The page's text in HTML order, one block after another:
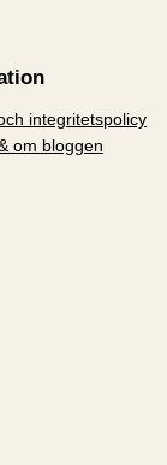
integritetspolicy
om bloggen